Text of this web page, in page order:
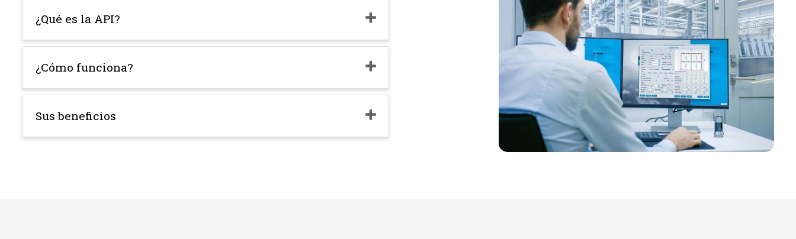
¿Qué es la API?
¿Cómo funciona?
Sus beneficios